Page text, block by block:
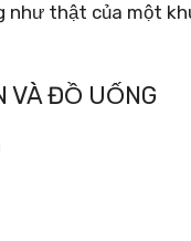
như thật của một
VÀ ĐỒ UỐNG